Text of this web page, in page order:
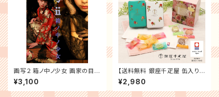
画写２ 箱ノ中ノ少女 画家の目写
真館
¥3,100
【送料無料 銀座千疋屋 缶入り
スイーツ ＆ 片面ガーゼ 今治タ
オル ギフト】 プレゼント クッキ
ー ゼリー スイーツ 今治 タオル
¥2,980